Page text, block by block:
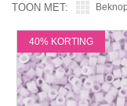
TOON MET:
40% KORTING